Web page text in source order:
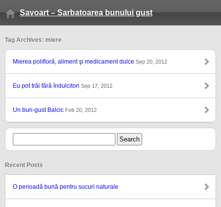
Savoart – Sarbatoarea bunului gust
Tag Archives: miere
Mierea polifloră, aliment şi medicament dulce Sep 20, 2012
Eu pot trăi fără îndulcitori Sep 17, 2012
Un bun-gust Balcic Feb 20, 2012
Recent Posts
O perioadă bună pentru sucuri naturale